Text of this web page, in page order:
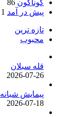
گوناگون 86
پیش در آمد 1
تازه ترین
محبوب
قله سبلان
2026-07-26
پیمایش شبانه
2026-07-18